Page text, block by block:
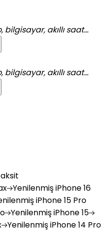
bilgisayar, akıllı saat...
bilgisayar, akıllı saat...
YenilenmişiPhone 16
iPhone 15 Pro
YenilenmişiPhone 15
YenilenmişiPhone 14 Pro